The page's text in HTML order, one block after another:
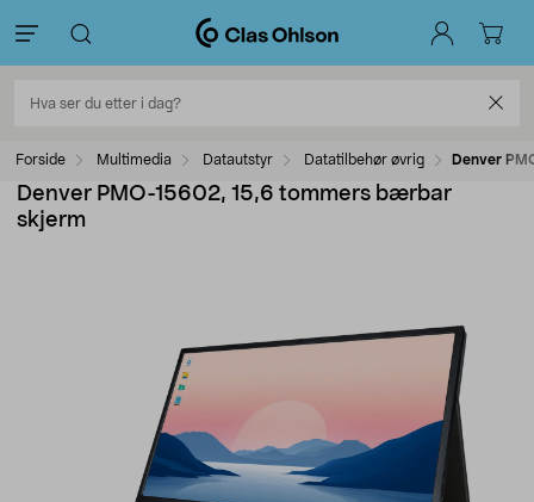
Forside Multimedia Datautstyr Datatilbehør øvrig Denver
Denver PMO-15602, 15,6 tommers bærbar
skjerm